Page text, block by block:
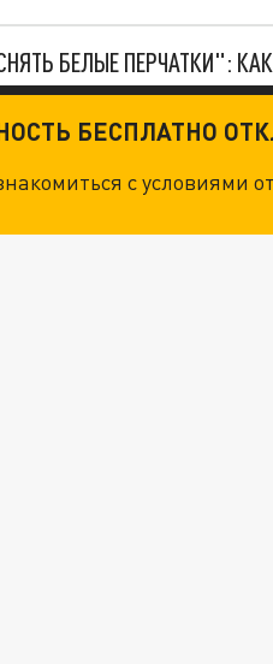
БЕЛЫЕ ПЕРЧАТКИ":
ОТ БОЕВИКОВ ВСУ. НО
БЕСПЛАТНО
с условиями